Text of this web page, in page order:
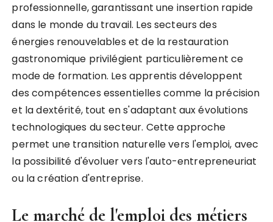
professionnelle, garantissant une insertion rapide
dans le monde du travail. Les secteurs des
énergies renouvelables et de la restauration
gastronomique privilégient particulièrement ce
mode de formation. Les apprentis développent
des compétences essentielles comme la précision
et la dextérité, tout en s'adaptant aux évolutions
technologiques du secteur. Cette approche
permet une transition naturelle vers l'emploi, avec
la possibilité d'évoluer vers l'auto-entrepreneuriat
ou la création d'entreprise.
Le marché de l'emploi des métiers